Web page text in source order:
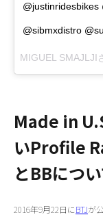
@sibmxdistro
Made in
いProfile
とBBにつ
2016年9月22日にBTJが